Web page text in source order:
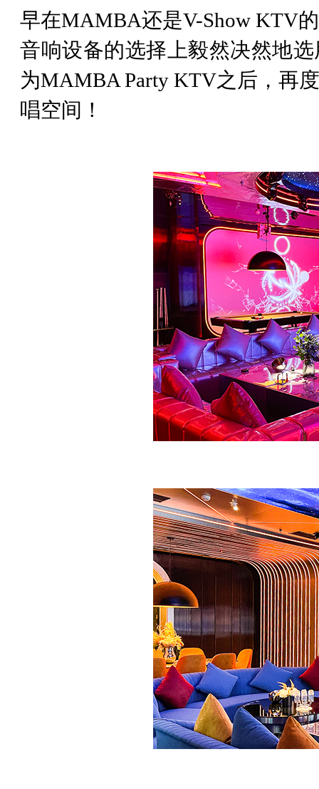
早在MAMBA还是V-Show KTV
音响设备的选择上毅然决然地
为MAMBA Party KTV之后，再
唱空间！